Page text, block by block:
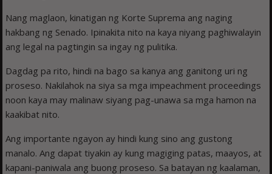
Nang maglaon, kinatigan ng Korte Suprema ang naging
hakbang ng Senado. Ipinakita nito na kaya niyang paghiwalayin
ang legal na pagtingin sa ingay ng pulitika.
Dagdag pa rito, hindi na bago sa kanya ang ganitong uri ng
proseso. Nakilahok na siya sa mga impeachment proceedings
noon kaya may malinaw siyang pag-unawa sa mga hamon na
kaakibat nito.
Ang importante ngayon ay hindi kung sino ang gustong
manalo. Ang dapat tiyakin ay kung magiging patas, maayos, at
kapani-paniwala ang buong proseso. Sa batayan ng kaalaman,